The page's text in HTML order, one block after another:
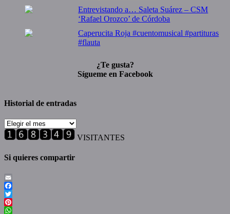
Entrevistando a… Saleta Suárez – CSM
‘Rafael Orozco’ de Córdoba
Caperucita Roja #cuentomusical #partituras
#flauta
¿Te gusta?
Sígueme en Facebook
Historial de entradas
Historial
de
entradas
VISITANTES
Si quieres compartir
Email
Facebook
Twitter
Pinterest